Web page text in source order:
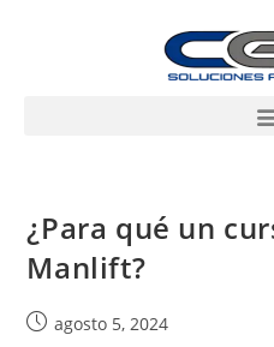
¿Para qué un
Manlift?
agosto 5, 2024